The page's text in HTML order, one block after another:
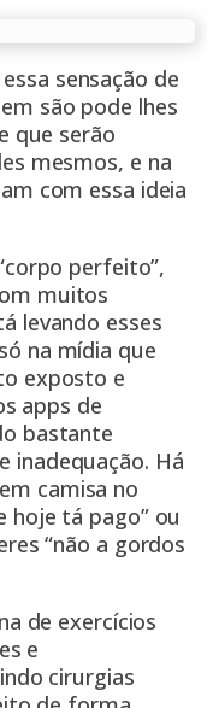
sensação de
são pode lhes
que serão
mesmos, e na
com essa ideia
perfeito”,
muitos
levando esses
na mídia que
exposto e
apps de
bastante
inadequação. Há
camisa no
hoje tá pago” ou
“não a gordos
de exercícios
e
cirurgias